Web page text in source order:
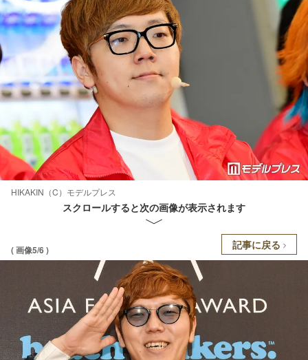
HIKAKIN（C）モデルプレス
スクロールすると次の画像が表示されます
( 画像5/6 ) 記事に戻る